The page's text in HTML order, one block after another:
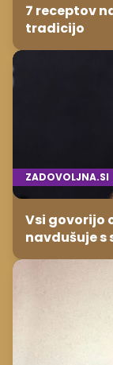
7 receptov
tradicijo
ZADOVOLJNA.SI
Vsi govorijo
navdušuje s